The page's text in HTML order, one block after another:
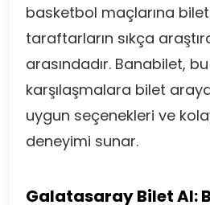
basketbol maçlarına
taraftarların sıkça
arasındadır. Banabilet,
karşılaşmalara bilet
uygun seçenekleri ve
deneyimi sunar.
Galatasaray Bilet Al: